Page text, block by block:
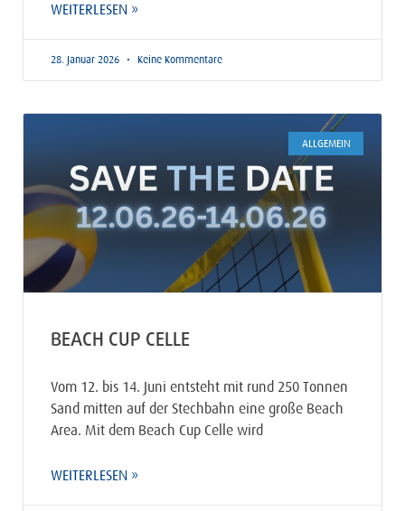
WEITERLESEN »
28. Januar 2026 Keine Kommentare
ALLGEMEIN
BEACH CUP CELLE
Vom 12. bis 14. Juni entsteht mit rund 250 Tonnen
Sand mitten auf der Stechbahn eine große Beach
Area. Mit dem Beach Cup Celle wird
WEITERLESEN »